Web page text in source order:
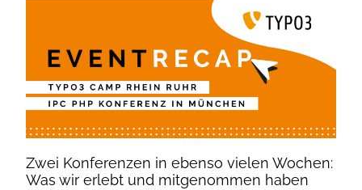
Zwei Konferenzen in ebenso vielen Wochen:
Was wir erlebt und mitgenommen haben